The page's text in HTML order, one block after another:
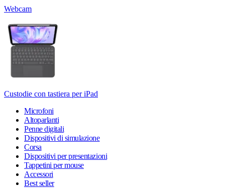
Webcam
Custodie con tastiera per iPad
Microfoni
Altoparlanti
Penne digitali
Dispositivi di simulazione
Corsa
Dispositivi per presentazioni
Tappetini per mouse
Accessori
Best seller